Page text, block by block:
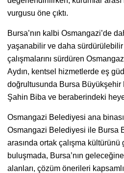
vurgusu öne çıktı.
Bursa’nın kalbi Osmangazi’de
yaşanabilir ve daha
çalışmalarını sürdüren
Aydın, kentsel hizmetlerde eş
doğrultusunda Bursa
Şahin Biba ve beraberindeki
Osmangazi Belediyesi ana
Osmangazi Belediyesi ile Bursa
arasında ortak çalışma
buluşmada, Bursa’nın
alanları, çözüm önerileri